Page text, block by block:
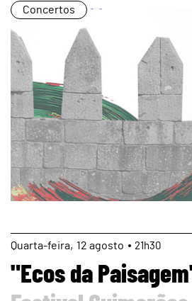
Concertos
page
12 agosto
Quarta 21h30
"Ecos da